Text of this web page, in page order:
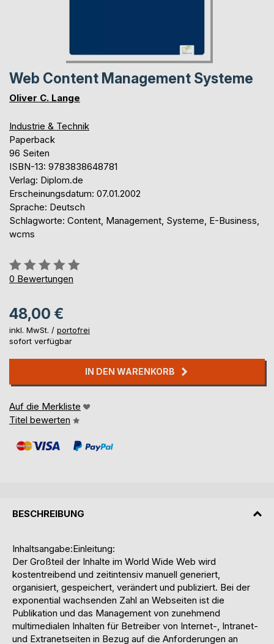
Web Content Management Systeme
Oliver C. Lange
Industrie & Technik
Paperback
96 Seiten
ISBN-13: 9783838648781
Verlag: Diplom.de
Erscheinungsdatum: 07.01.2002
Sprache: Deutsch
Schlagworte: Content, Management, Systeme, E-Business,
wcms
Bewertung::
0%
0 Bewertungen
48,00 €
inkl. MwSt. / portofrei
sofort verfügbar
IN DEN WARENKORB
Auf die Merkliste
Titel bewerten
BESCHREIBUNG
Inhaltsangabe:Einleitung:
Der Großteil der Inhalte im World Wide Web wird
kostentreibend und zeitintensiv manuell generiert,
organisiert, gespeichert, verändert und publiziert. Bei der
exponential wachsenden Zahl an Webseiten ist die
Publikation und das Management von zunehmend
multimedialen Inhalten für Betreiber von Internet-, Intranet-
und Extranetseiten in Bezug auf die Anforderungen an